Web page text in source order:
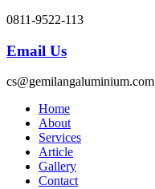
0811-9522-113
Email Us
cs@gemilangaluminium.com
Home
About
Services
Article
Gallery
Contact